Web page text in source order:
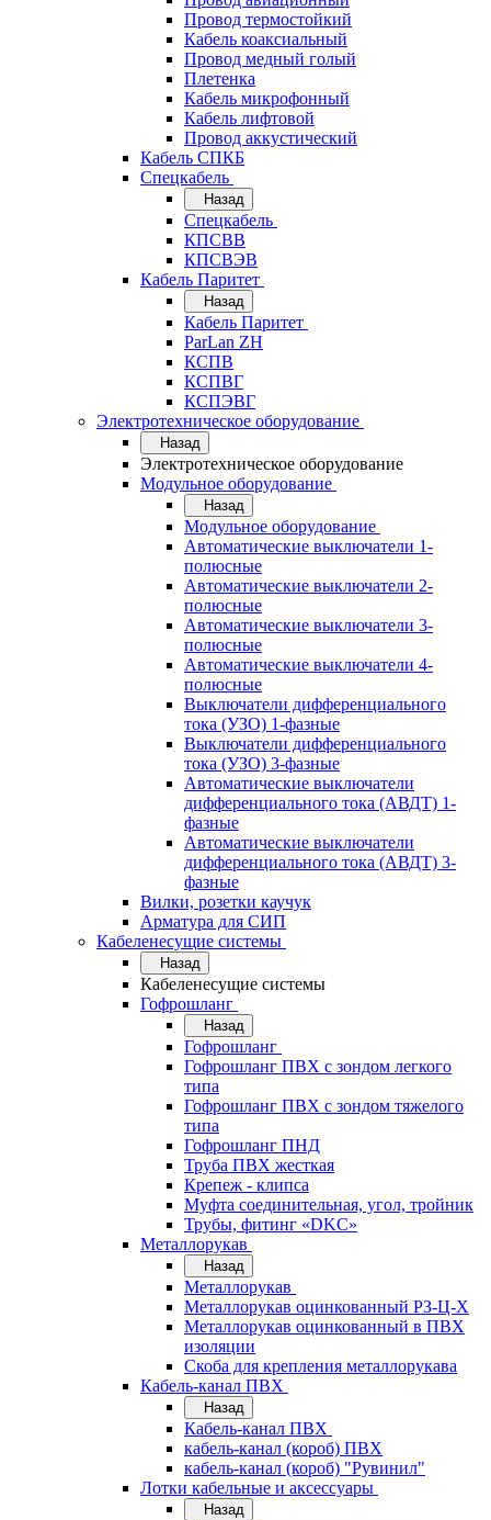
Провод термостойкий
Кабель коаксиальный
Провод медный голый
Плетенка
Кабель микрофонный
Кабель лифтовой
Провод аккустический
Кабель СПКБ
Спецкабель
Назад
Спецкабель
КПСВВ
КПСВЭВ
Кабель Паритет
Назад
Кабель Паритет
ParLan ZH
КСПВ
КСПВГ
КСПЭВГ
Электротехническое оборудование
Назад
Электротехническое оборудование
Модульное оборудование
Назад
Модульное оборудование
Автоматические выключатели 1-
полюсные
Автоматические выключатели 2-
полюсные
Автоматические выключатели 3-
полюсные
Автоматические выключатели 4-
полюсные
Выключатели дифференциального
тока (УЗО) 1-фазные
Выключатели дифференциального
тока (УЗО) 3-фазные
Автоматические выключатели
дифференциального тока (АВДТ) 1-
фазные
Автоматические выключатели
дифференциального тока (АВДТ) 3-
фазные
Вилки, розетки каучук
Арматура для СИП
Кабеленесущие системы
Назад
Кабеленесущие системы
Гофрошланг
Назад
Гофрошланг
Гофрошланг ПВХ с зондом легкого
типа
Гофрошланг ПВХ с зондом тяжелого
типа
Гофрошланг ПНД
Труба ПВХ жесткая
Крепеж - клипса
Муфта соединительная, угол, тройник
Трубы, фитинг «DKC»
Металлорукав
Назад
Металлорукав
Металлорукав оцинкованный РЗ-Ц-Х
Металлорукав оцинкованный в ПВХ
изоляции
Скоба для крепления металлорукава
Кабель-канал ПВХ
Назад
Кабель-канал ПВХ
кабель-канал (короб) ПВХ
кабель-канал (короб) "Рувинил"
Лотки кабельные и аксессуары
Назад